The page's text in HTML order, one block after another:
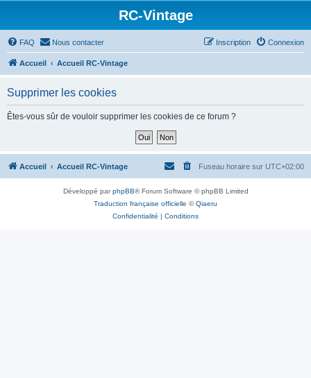
RC-Vintage
FAQ Nous contacter Connexion
Inscription
Accueil Accueil RC-Vintage
Supprimer les cookies
Êtes-vous sûr de vouloir supprimer les cookies de ce forum ?
Accueil Accueil RC-Vintage Fuseau horaire sur UTC+02:00
Développé parphpBB® Forum Software © phpBB Limited
Traduction française officielle ©Qiaeru
Confidentialité | Conditions